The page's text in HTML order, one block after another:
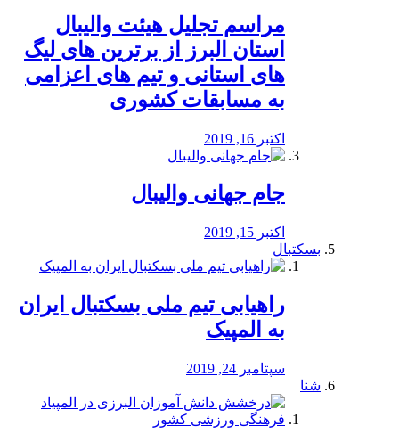
مراسم تجلیل هیئت والیبال
استان البرز از برترین های لیگ
های استانی و تیم های اعزامی
به مسابقات کشوری
اکتبر 16, 2019
جام جهانی والیبال
اکتبر 15, 2019
بسکتبال
راهیابی تیم ملی بسکتبال ایران
به المپیک
سپتامبر 24, 2019
شنا